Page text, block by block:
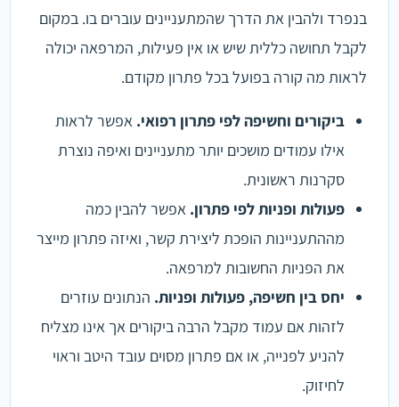
בנפרד ולהבין את הדרך שהמתעניינים עוברים בו. במקום
לקבל תחושה כללית שיש או אין פעילות, המרפאה יכולה
לראות מה קורה בפועל בכל פתרון מקודם.
ביקורים וחשיפה לפי פתרון רפואי. אפשר לראות
אילו עמודים מושכים יותר מתעניינים ואיפה נוצרת
סקרנות ראשונית.
פעולות ופניות לפי פתרון. אפשר להבין כמה
מההתעניינות הופכת ליצירת קשר, ואיזה פתרון מייצר
את הפניות החשובות למרפאה.
יחס בין חשיפה, פעולות ופניות. הנתונים עוזרים
לזהות אם עמוד מקבל הרבה ביקורים אך אינו מצליח
להניע לפנייה, או אם פתרון מסוים עובד היטב וראוי
לחיזוק.